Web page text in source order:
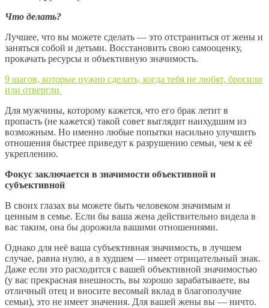
Что делать?
Лучшее, что вы можете сделать — это отстраниться от жены и
заняться собой и детьми. Восстановить свою самооценку,
прокачать ресурсы и объективную значимость.
9 шагов, которые нужно сделать, когда тебя не любят, бросили
или отвергли
Для мужчины, которому кажется, что его брак летит в
пропасть (не кажется) такой совет выглядит наихудшим из
возможным. Но именно любые попытки насильно улучшить
отношения быстрее приведут к разрушению семьи, чем к её
укреплению.
Фокус заключается в значимости объективной и
субъективной
В своих глазах вы можете быть человеком значимым и
ценным в семье. Если бы ваша жена действительно видела в
вас таким, она бы дорожила вашими отношениями.
Однако для неё ваша субъективная значимость, в лучшем
случае, равна нулю, а в худшем — имеет отрицательный знак.
Даже если это расходится с вашей объективной значимостью
(у вас прекрасная внешность, вы хорошо зарабатываете, вы
отличный отец и вносите весомый вклад в благополучие
семьи), это не имеет значения. Для вашей жены вы — ничто.